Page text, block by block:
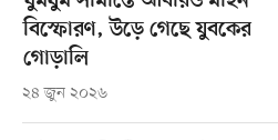
বিস্ফোরণ, উড়ে গেছে যুবকের
গোড়ালি
২৪ জুন ২০২৬